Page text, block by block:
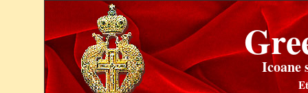
Icoane